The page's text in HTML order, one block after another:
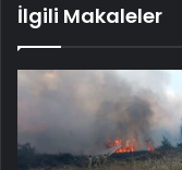
İlgili Makaleler